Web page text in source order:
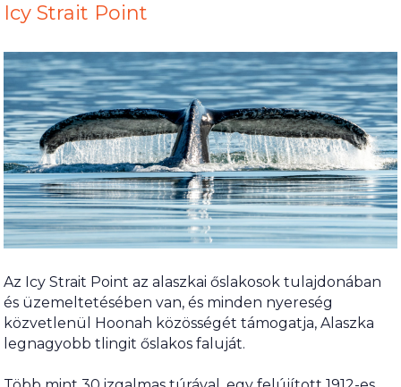
Icy Strait Point
Az Icy Strait Point az alaszkai őslakosok tulajdonában
és üzemeltetésében van, és minden nyereség
közvetlenül Hoonah közösségét támogatja, Alaszka
legnagyobb tlingit őslakos faluját.